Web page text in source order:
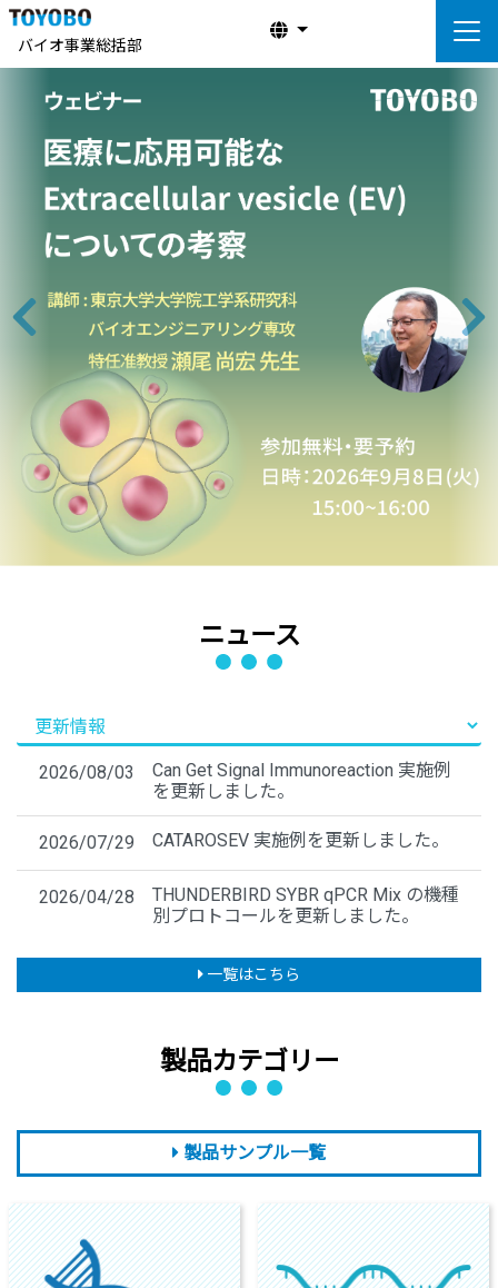
バイオ事業総括部
前へ 次
ニュース
2026/08/03
Can Get Signal Immunoreaction 実施例
を更新しました。
2026/07/29 CATAROSEV 実施例を更新しました。
2026/04/28
THUNDERBIRD SYBR qPCR Mix の機種
別プロトコールを更新しました。
一覧はこちら
製品カテゴリー
製品サンプル一覧